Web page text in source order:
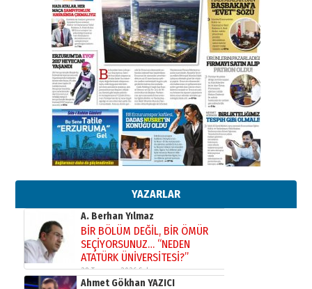
YAZARLAR
31 Mart 2026 Salı
A. Berhan Yılmaz
BİR BÖLÜM DEĞİL, BİR ÖMÜR
SEÇİYORSUNUZ… “NEDEN
ATATÜRK ÜNİVERSİTESİ?”
28 Temmuz 2026 Salı
Ahmet Gökhan YAZICI
Ahmed Yesevi’den bir Alperen…
”Reisimiz” idi… Hakka yürüdü.!
26 Mart 2026 Perşembe
Cem Bakırcı
Ardında bıraktığı hatıralarıyla
gönül adamı Faruk Terzioğlu!
13 Mayıs 2026 Çarşamba
Esat BİNDESEN
Başkan Sekmen’den Erzurum’a
bir vizyon proje daha!
02 Ağustos 2026 Pazar